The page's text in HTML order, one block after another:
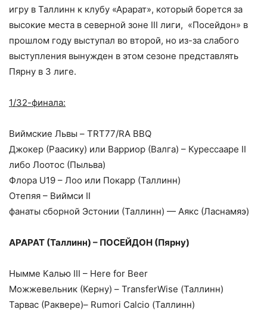
игру в Таллинн к клубу «Арарат», который борется за
высокие места в северной зоне III лиги, «Посейдон» в
прошлом году выступал во второй, но из-за слабого
выступления вынужден в этом сезоне представлять
Пярну в 3 лиге.
1/32-финала:
Виймские Львы – TRT77/RA BBQ
Джокер (Раасику) или Варриор (Валга) – Курессааре II
либо Лоотос (Пыльва)
Флора U19 – Лоо или Покарр (Таллинн)
Отепяя – Виймси II
фанаты сборной Эстонии (Таллинн) — Аякс (Ласнамяэ)
АРАРАТ (Таллинн) – ПОСЕЙДОН (Пярну)
Нымме Калью III – Here for Beer
Можжевельник (Керну) – TransferWise (Таллинн)
Тарвас (Раквере)– Rumori Calcio (Таллинн)